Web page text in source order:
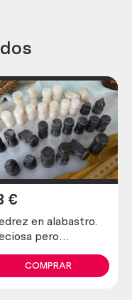
en alabastro.
pero
€
COMPRAR